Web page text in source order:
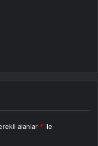
alanlar * ile